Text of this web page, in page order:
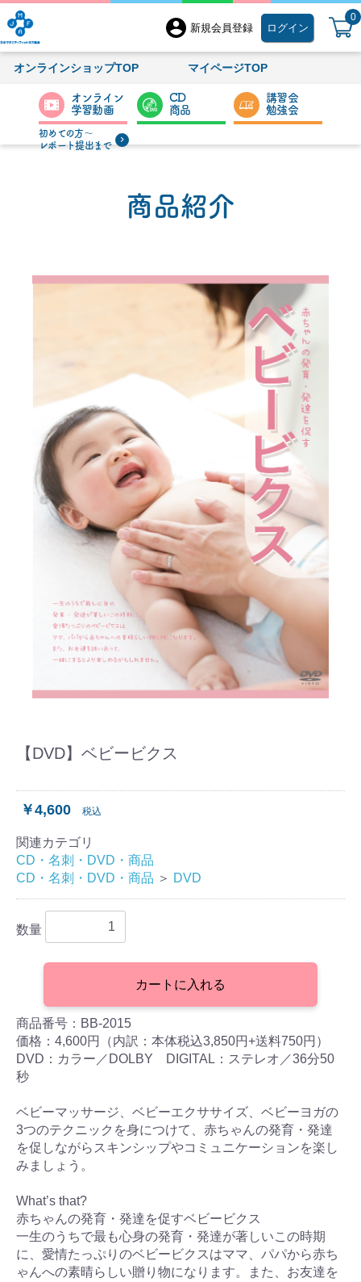
新規会員登録 ログイン
0
オンラインショップTOP マイページTOP
オンライン
学習動画
初めての方〜
レポート提出まで
CD
商品
講習会
勉強会
商品紹介
【DVD】ベビービクス
￥4,600 税込
関連カテゴリ
CD・名刺・DVD・商品
CD・名刺・DVD・商品 ＞ DVD
数量
カートに入れる
商品番号：BB-2015
価格：4,600円（内訳：本体税込3,850円+送料750円）
DVD：カラー／DOLBY DIGITAL：ステレオ／36分50
秒
ベビーマッサージ、ベビーエクササイズ、ベビーヨガの
3つのテクニックを身につけて、赤ちゃんの発育・発達
を促しながらスキンシップやコミュニケーションを楽し
みましょう。
What’s that?
赤ちゃんの発育・発達を促すベビービクス
一生のうちで最も心身の発育・発達が著しいこの時期
に、愛情たっぷりのベビービクスはママ、パパから赤ち
ゃんへの素晴らしい贈り物になります。また、お友達を